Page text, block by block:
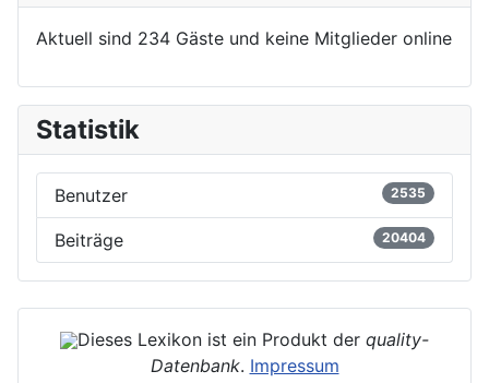
Aktuell sind 234 Gäste und keine Mitglieder online
Statistik
Benutzer 2535
Beiträge 20404
Dieses Lexikon ist ein Produkt der quality-
Datenbank. Impressum